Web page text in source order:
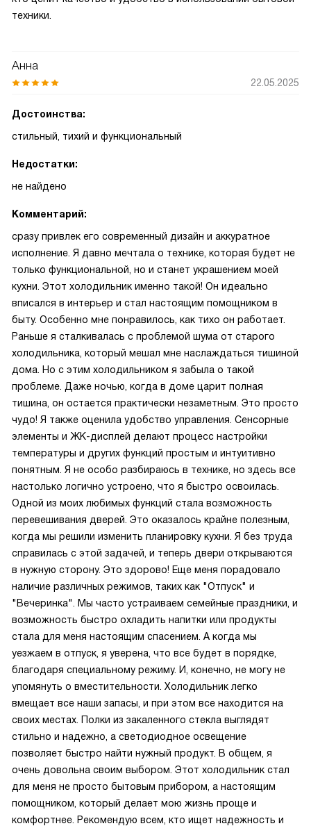
техники.
Анна
22.05.2025
Достоинства:
стильный, тихий и функциональный
Недостатки:
не найдено
Комментарий:
сразу привлек его современный дизайн и аккуратное
исполнение. Я давно мечтала о технике, которая будет не
только функциональной, но и станет украшением моей
кухни. Этот холодильник именно такой! Он идеально
вписался в интерьер и стал настоящим помощником в
быту. Особенно мне понравилось, как тихо он работает.
Раньше я сталкивалась с проблемой шума от старого
холодильника, который мешал мне наслаждаться тишиной
дома. Но с этим холодильником я забыла о такой
проблеме. Даже ночью, когда в доме царит полная
тишина, он остается практически незаметным. Это просто
чудо! Я также оценила удобство управления. Сенсорные
элементы и ЖК-дисплей делают процесс настройки
температуры и других функций простым и интуитивно
понятным. Я не особо разбираюсь в технике, но здесь все
настолько логично устроено, что я быстро освоилась.
Одной из моих любимых функций стала возможность
перевешивания дверей. Это оказалось крайне полезным,
когда мы решили изменить планировку кухни. Я без труда
справилась с этой задачей, и теперь двери открываются
в нужную сторону. Это здорово! Еще меня порадовало
наличие различных режимов, таких как "Отпуск" и
"Вечеринка". Мы часто устраиваем семейные праздники, и
возможность быстро охладить напитки или продукты
стала для меня настоящим спасением. А когда мы
уезжаем в отпуск, я уверена, что все будет в порядке,
благодаря специальному режиму. И, конечно, не могу не
упомянуть о вместительности. Холодильник легко
вмещает все наши запасы, и при этом все находится на
своих местах. Полки из закаленного стекла выглядят
стильно и надежно, а светодиодное освещение
позволяет быстро найти нужный продукт. В общем, я
очень довольна своим выбором. Этот холодильник стал
для меня не просто бытовым прибором, а настоящим
помощником, который делает мою жизнь проще и
комфортнее. Рекомендую всем, кто ищет надежность и